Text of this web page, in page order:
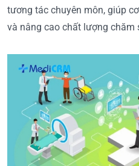
tương tác chuyên môn, giúp
và nâng cao chất lượng chăm